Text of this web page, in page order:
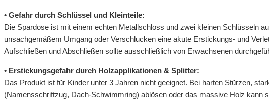
• Gefahr durch Schlüssel und Kleinteile:
Die Spardose ist mit einem echten Metallschloss und zwei kleinen Schlüsseln
unsachgemäßem Umgang oder Verschlucken eine akute Erstickungs- und
Aufschließen und Abschließen sollte ausschließlich von Erwachsenen
• Erstickungsgefahr durch Holzapplikationen & Splitter:
Das Produkt ist für Kinder unter 3 Jahren nicht geeignet. Bei harten Stürzen,
(Namensschriftzug, Dach-Schwimmring) ablösen oder das massive Holz kann